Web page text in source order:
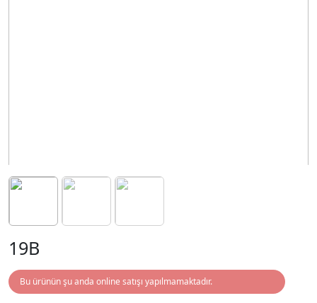
19B
Bu ürünün şu anda online satışı yapılmamaktadır.